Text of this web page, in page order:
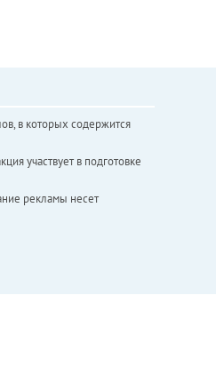
в которых содержится
участвует в подготовке
рекламы несет